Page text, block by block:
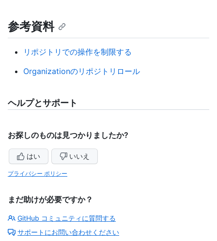
参考資料
リポジトリでの操作を制限する
Organizationのリポジトリロール
ヘルプとサポート
お探しのものは見つかりましたか?
はい いいえ
プライバシー ポリシー
まだ助けが必要ですか？
GitHub コミュニティに質問する
サポートにお問い合わせください